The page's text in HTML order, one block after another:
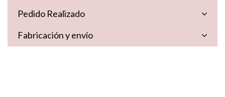
Pedido Realizado
Fabricación y envío